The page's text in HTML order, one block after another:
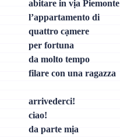
abitare in vịa Piemonte
l’appartamento di
quattro cạmere
per fortuna
da molto tempo
filare con una ragazza
arrivederci!
ciao!
da parte mịa